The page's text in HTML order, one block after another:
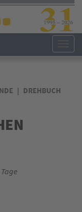
DREHBUCH